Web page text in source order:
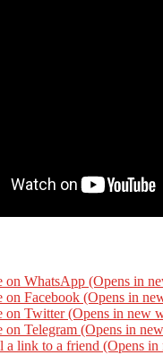
on WhatsApp (Opens in
on Facebook (Opens in
on Twitter (Opens in new
on Telegram (Opens in
a link to a friend (Opens